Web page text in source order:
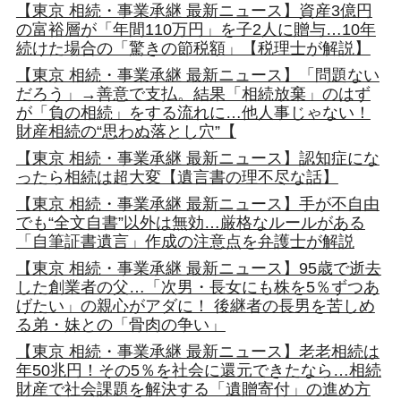
【東京 相続・事業承継 最新ニュース】資産3億円
の富裕層が「年間110万円」を子2人に贈与…10年
続けた場合の「驚きの節税額」【税理士が解説】
【東京 相続・事業承継 最新ニュース】「問題ない
だろう」→善意で支払。結果「相続放棄」のはず
が「負の相続」をする流れに…他人事じゃない！
財産相続の“思わぬ落とし穴”【
【東京 相続・事業承継 最新ニュース】認知症にな
ったら相続は超大変【遺言書の理不尽な話】
【東京 相続・事業承継 最新ニュース】手が不自由
でも“全文自書”以外は無効…厳格なルールがある
「自筆証書遺言」作成の注意点を弁護士が解説
【東京 相続・事業承継 最新ニュース】95歳で逝去
した創業者の父…「次男・長女にも株を5％ずつあ
げたい」の親心がアダに！ 後継者の長男を苦しめ
る弟・妹との「骨肉の争い」
【東京 相続・事業承継 最新ニュース】老老相続は
年50兆円！その5％を社会に還元できたなら…相続
財産で社会課題を解決する「遺贈寄付」の進め方